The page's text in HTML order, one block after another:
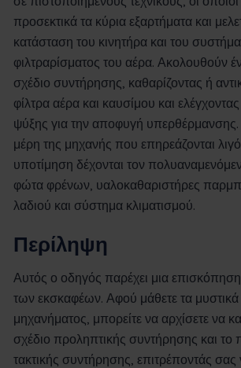
προσεκτικά τα κύρια εξαρτήματα και
κατάσταση του κινητήρα και του
φιλτραρίσματος του αέρα. Ακολουθούν
σχέδιο συντήρησης, καθαρίζοντας ή
φίλτρα αέρα και καυσίμου και
ψύξης για την αποφυγή υπερθέρμανσης.
μέρη της μηχανής που επηρεάζονται
υποτίμηση δέχονται τον
φώτα φρένων, υαλοκαθαριστήρες
λαδιού και σύστημα κλιματισμού.
Περίληψη
Αυτός ο οδηγός παρέχει μια
των εκσκαφέων. Αφού μάθετε τα μυστικά
μηχανήματος, μπορείτε να αρχίσετε να
σχέδιο προληπτικής συντήρησης και
τακτικής συντήρησης, επιτρέποντάς